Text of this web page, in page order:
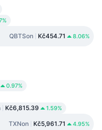
QBTSon Kč454.71 8.06%
0.97%
Kč6,815.39 1.59%
TXNon Kč5,961.71 4.95%